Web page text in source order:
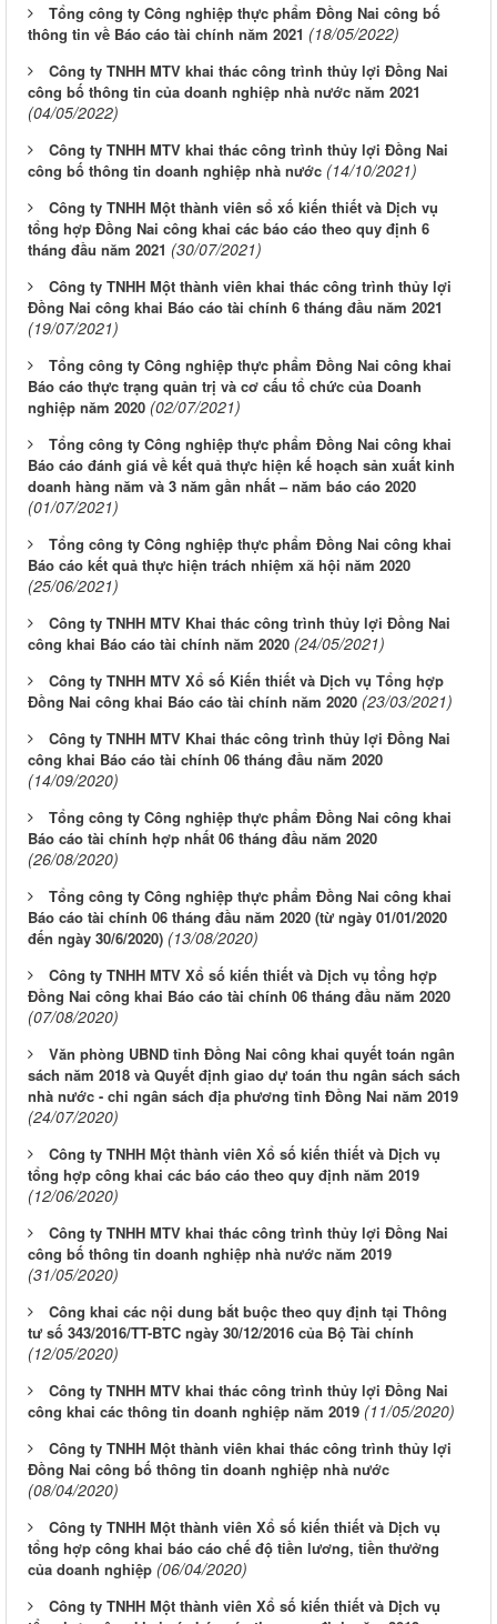
Tổng công ty Công nghiệp thực phẩm Đồng Nai công bố
thông tin về Báo cáo tài chính năm 2021 (18/05/2022)
Công ty TNHH MTV khai thác công trình thủy lợi Đồng Nai
công bố thông tin của doanh nghiệp nhà nước năm 2021
(04/05/2022)
Công ty TNHH MTV khai thác công trình thủy lợi Đồng Nai
công bố thông tin doanh nghiệp nhà nước (14/10/2021)
Công ty TNHH Một thành viên sổ xố kiến thiết và Dịch vụ
tổng hợp Đồng Nai công khai các báo cáo theo quy định 6
tháng đầu năm 2021 (30/07/2021)
Công ty TNHH Một thành viên khai thác công trình thủy lợi
Đồng Nai công khai Báo cáo tài chính 6 tháng đầu năm 2021
(19/07/2021)
Tổng công ty Công nghiệp thực phẩm Đồng Nai công khai
Báo cáo thực trạng quản trị và cơ cấu tổ chức của Doanh
nghiệp năm 2020 (02/07/2021)
Tổng công ty Công nghiệp thực phẩm Đồng Nai công khai
Báo cáo đánh giá về kết quả thực hiện kế hoạch sản xuất kinh
doanh hàng năm và 3 năm gần nhất – năm báo cáo 2020
(01/07/2021)
Tổng công ty Công nghiệp thực phẩm Đồng Nai công khai
Báo cáo kết quả thực hiện trách nhiệm xã hội năm 2020
(25/06/2021)
Công ty TNHH MTV Khai thác công trình thủy lợi Đồng Nai
công khai Báo cáo tài chính năm 2020 (24/05/2021)
Công ty TNHH MTV Xổ số Kiến thiết và Dịch vụ Tổng hợp
Đồng Nai công khai Báo cáo tài chính năm 2020 (23/03/2021)
Công ty TNHH MTV Khai thác công trình thủy lợi Đồng Nai
công khai Báo cáo tài chính 06 tháng đầu năm 2020
(14/09/2020)
Tổng công ty Công nghiệp thực phẩm Đồng Nai công khai
Báo cáo tài chính hợp nhất 06 tháng đầu năm 2020
(26/08/2020)
Tổng công ty Công nghiệp thực phẩm Đồng Nai công khai
Báo cáo tài chính 06 tháng đầu năm 2020 (từ ngày 01/01/2020
đến ngày 30/6/2020) (13/08/2020)
Công ty TNHH MTV Xổ số kiến thiết và Dịch vụ tổng hợp
Đồng Nai công khai Báo cáo tài chính 06 tháng đầu năm 2020
(07/08/2020)
Văn phòng UBND tỉnh Đồng Nai công khai quyết toán ngân
sách năm 2018 và Quyết định giao dự toán thu ngân sách sách
nhà nước - chi ngân sách địa phương tỉnh Đồng Nai năm 2019
(24/07/2020)
Công ty TNHH Một thành viên Xổ số kiến thiết và Dịch vụ
tổng hợp công khai các báo cáo theo quy định năm 2019
(12/06/2020)
Công ty TNHH MTV khai thác công trình thủy lợi Đồng Nai
công bố thông tin doanh nghiệp nhà nước năm 2019
(31/05/2020)
Công khai các nội dung bắt buộc theo quy định tại Thông
tư số 343/2016/TT-BTC ngày 30/12/2016 của Bộ Tài chính
(12/05/2020)
Công ty TNHH MTV khai thác công trình thủy lợi Đồng Nai
công khai các thông tin doanh nghiệp năm 2019 (11/05/2020)
Công ty TNHH Một thành viên khai thác công trình thủy lợi
Đồng Nai công bố thông tin doanh nghiệp nhà nước
(08/04/2020)
Công ty TNHH Một thành viên Xổ số kiến thiết và Dịch vụ
tổng hợp công khai báo cáo chế độ tiền lương, tiền thưởng
của doanh nghiệp (06/04/2020)
Công ty TNHH Một thành viên Xổ số kiến thiết và Dịch vụ